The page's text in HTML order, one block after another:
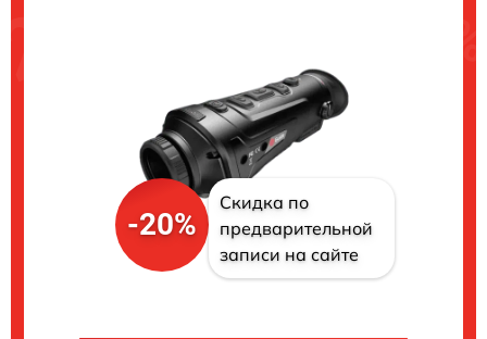
-20%
Скидка по
предварительной
записи на сайте